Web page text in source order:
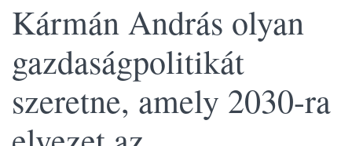
Kármán András olyan
gazdaságpolitikát
szeretne, amely 2030-ra